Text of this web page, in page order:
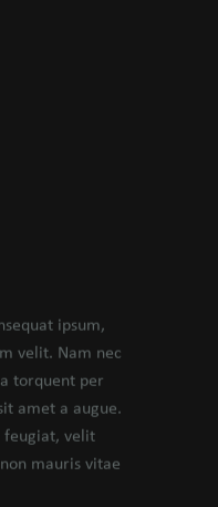
ipsum,
velit. Nam nec
torquent per
amet a augue.
feugiat, velit
mauris vitae